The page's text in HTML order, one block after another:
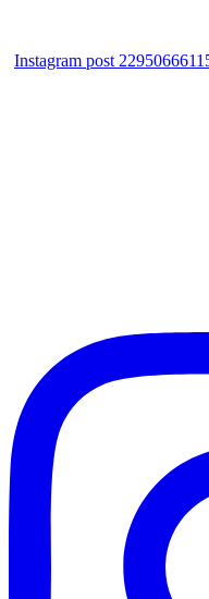
Instagram post